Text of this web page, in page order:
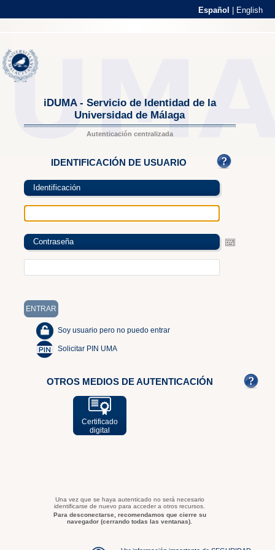
Español English
iDUMA - Servicio de Identidad de la
Universidad de Málaga
Autenticación centralizada
IDENTIFICACIÓN DE USUARIO
Identificación
Contraseña
Soy usuario pero no puedo entrar
Solicitar PIN UMA
OTROS MEDIOS DE AUTENTICACIÓN
Certificado
digital
Una vez que se haya autenticado no será necesario
identificarse de nuevo para acceder a otros recursos.
Para desconectarse, recomendamos que cierre su
navegador (cerrando todas las ventanas).